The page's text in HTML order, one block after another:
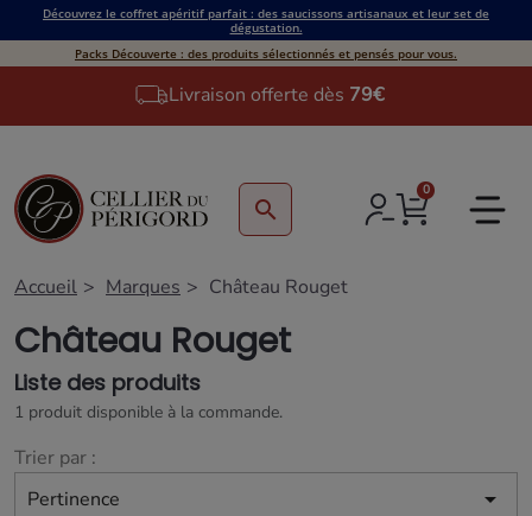
Découvrez le coffret apéritif parfait : des saucissons artisanaux et leur set de
dégustation.
Packs Découverte : des produits sélectionnés et pensés pour vous.
Livraison offerte dès 79€
search
0
Accueil Marques Château Rouget
Château Rouget
Liste des produits
1 produit disponible à la commande.
Trier par :
Pertinence
